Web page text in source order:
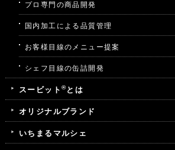
プロ専門の商品開発
国内加工による品質管理
お客様目線のメニュー提案
シェフ目線の缶詰開発
スービット ®とは
オリジナルブランド
いちまるマルシェ